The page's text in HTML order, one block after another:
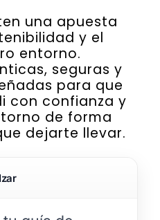
una apuesta
y el
entorno.
seguras y
para que
con confianza y
de forma
dejarte llevar.